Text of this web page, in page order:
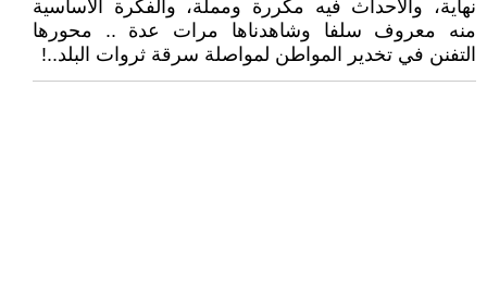
نهاية، والأحداث فيه مكررة ومملة، والفكرة الأساسية
منه معروف سلفا وشاهدناها مرات عدة .. محورها
التفنن في تخدير المواطن لمواصلة سرقة ثروات البلد..!